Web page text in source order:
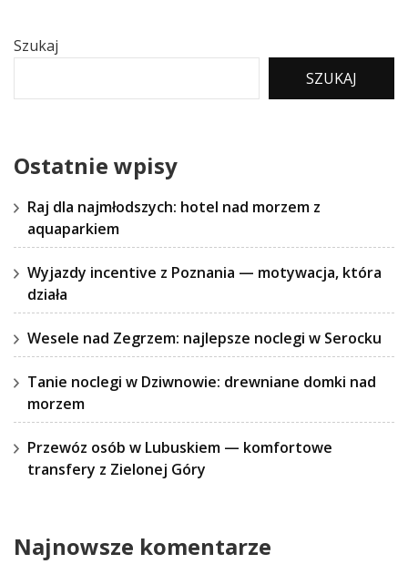
Szukaj
SZUKAJ
Ostatnie wpisy
Raj dla najmłodszych: hotel nad morzem z
aquaparkiem
Wyjazdy incentive z Poznania — motywacja, która
działa
Wesele nad Zegrzem: najlepsze noclegi w Serocku
Tanie noclegi w Dziwnowie: drewniane domki nad
morzem
Przewóz osób w Lubuskiem — komfortowe
transfery z Zielonej Góry
Najnowsze komentarze